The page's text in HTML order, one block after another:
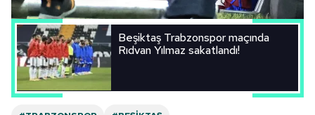
verileriniz işlenmekte olup gerekli olan çerezler bilgi
toplumu hizmetlerinin sunulması amacıyla
kullanılmaktadır. Diğer çerezler, sitemizin daha işlevsel
kılınması ve kişiselleştirilmesi ve sizlere yönelik
reklam/pazarlama faaliyetlerinin yapılması, amaçlarıyla
sınırlı olarak açık rızanız dahilinde kullanılacaktır.
Beşiktaş Trabzonspor maçında
Rıdvan Yılmaz sakatlandı!